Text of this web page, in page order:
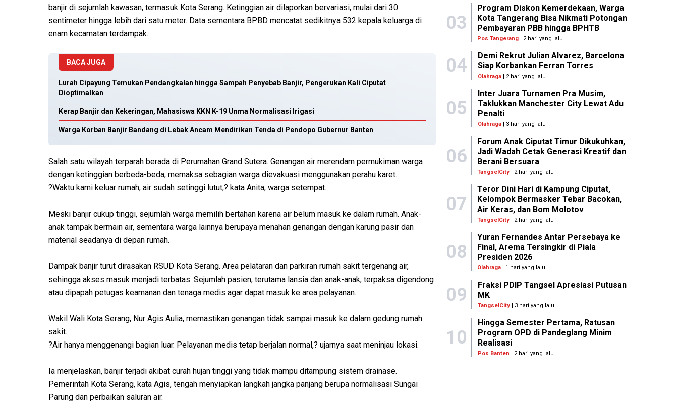
banjir di sejumlah kawasan, termasuk Kota Serang. Ketinggian air dilaporkan bervariasi, mulai dari 30
sentimeter hingga lebih dari satu meter. Data sementara BPBD mencatat sedikitnya 532 kepala keluarga di
enam kecamatan terdampak.
BACA JUGA
Lurah Cipayung Temukan Pendangkalan hingga Sampah Penyebab Banjir, Pengerukan Kali Ciputat
Dioptimalkan
Kerap Banjir dan Kekeringan, Mahasiswa KKN K-19 Unma Normalisasi Irigasi
Warga Korban Banjir Bandang di Lebak Ancam Mendirikan Tenda di Pendopo Gubernur Banten
Salah satu wilayah terparah berada di Perumahan Grand Sutera. Genangan air merendam permukiman warga
dengan ketinggian berbeda-beda, memaksa sebagian warga dievakuasi menggunakan perahu karet.
?Waktu kami keluar rumah, air sudah setinggi lutut,? kata Anita, warga setempat.
Meski banjir cukup tinggi, sejumlah warga memilih bertahan karena air belum masuk ke dalam rumah. Anak-
anak tampak bermain air, sementara warga lainnya berupaya menahan genangan dengan karung pasir dan
material seadanya di depan rumah.
Dampak banjir turut dirasakan RSUD Kota Serang. Area pelataran dan parkiran rumah sakit tergenang air,
sehingga akses masuk menjadi terbatas. Sejumlah pasien, terutama lansia dan anak-anak, terpaksa digendong
atau dipapah petugas keamanan dan tenaga medis agar dapat masuk ke area pelayanan.
Wakil Wali Kota Serang, Nur Agis Aulia, memastikan genangan tidak sampai masuk ke dalam gedung rumah
sakit.
?Air hanya menggenangi bagian luar. Pelayanan medis tetap berjalan normal,? ujarnya saat meninjau lokasi.
Ia menjelaskan, banjir terjadi akibat curah hujan tinggi yang tidak mampu ditampung sistem drainase.
Pemerintah Kota Serang, kata Agis, tengah menyiapkan langkah jangka panjang berupa normalisasi Sungai
Parung dan perbaikan saluran air.
03
Program Diskon Kemerdekaan, Warga
Kota Tangerang Bisa Nikmati Potongan
Pembayaran PBB hingga BPHTB
Pos Tangerang | 2 hari yang lalu
04
Demi Rekrut Julian Alvarez, Barcelona
Siap Korbankan Ferran Torres
Olahraga| 2 hari yang lalu
05
Inter Juara Turnamen Pra Musim,
Taklukkan Manchester City Lewat Adu
Penalti
Olahraga| 3 hari yang lalu
06
Forum Anak Ciputat Timur Dikukuhkan,
Jadi Wadah Cetak Generasi Kreatif dan
Berani Bersuara
TangselCity | 2 hari yang lalu
07
Teror Dini Hari di Kampung Ciputat,
Kelompok Bermasker Tebar Bacokan,
Air Keras, dan Bom Molotov
TangselCity | 2 hari yang lalu
08
Yuran Fernandes Antar Persebaya ke
Final, Arema Tersingkir di Piala
Presiden 2026
Olahraga | 1 hari yang lalu
09
Fraksi PDIP Tangsel Apresiasi Putusan
MK
TangselCity| 3 hari yang lalu
10
Hingga Semester Pertama, Ratusan
Program OPD di Pandeglang Minim
Realisasi
Pos Banten | 2 hari yang lalu